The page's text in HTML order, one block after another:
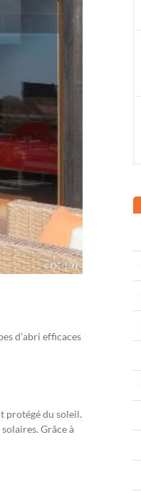
d’abri efficaces
protégé du soleil.
Grâce à